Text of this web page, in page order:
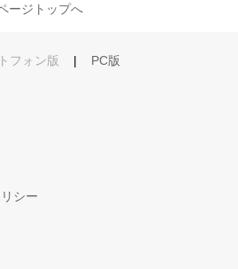
ージトップへ
フォン版 | PC版
シー